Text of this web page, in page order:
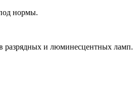
нормы.
разрядных и люминесцентных ламп.